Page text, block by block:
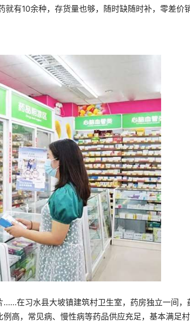
有10余种，存货量也够，随时缺随时补，零差价
在习水县大坡镇建筑村卫生室，药房独立一间，
高，常见病、慢性病等药品供应充足，基本满足